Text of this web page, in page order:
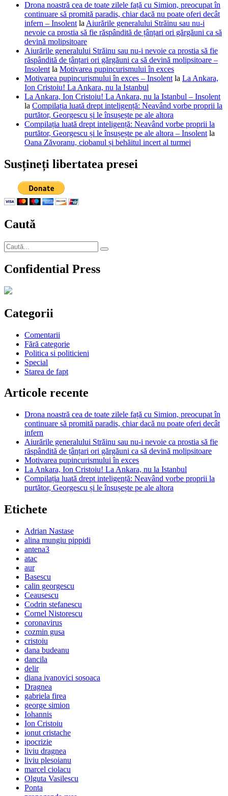
Drona noastră cea de toate zilele față cu Simion, preocupat în
continuare să promită paradis, chiar dacă nu poate oferi decât
infern – Insolent la Aiurările generalului Străinu sau nu-i
nevoie ca prostia să fie răspândită de țânțari ori gărgăuni ca să
devină molipsitoare
Aiurările generalului Străinu sau nu-i nevoie ca prostia să fie
răspândită de țânțari ori gărgăuni ca să devină molipsitoare –
Insolent la Motivarea pupincurismului în exces
Motivarea pupincurismului în exces – Insolent la La Ankara,
Ion Cristoiu! La Ankara, nu la Istanbul
La Ankara, Ion Cristoiu! La Ankara, nu la Istanbul – Insolent
la Compilația luată drept inteligență: Neavând vorbe proprii la
purtător, Georgescu și le însușește pe ale altora
Compilația luată drept inteligență: Neavând vorbe proprii la
purtător, Georgescu și le însușește pe ale altora – Insolent la
Oana Zăvoranu, ciobanul și behăitul incert al turmei
Susțineți libertatea presei
Caută
Caută
după:
Căutare
Confidential Press
Categorii
Comentarii
Fără categorie
Politica si politicieni
Special
Starea de fapt
Articole recente
Drona noastră cea de toate zilele față cu Simion, preocupat în
continuare să promită paradis, chiar dacă nu poate oferi decât
infern
Aiurările generalului Străinu sau nu-i nevoie ca prostia să fie
răspândită de țânțari ori gărgăuni ca să devină molipsitoare
Motivarea pupincurismului în exces
La Ankara, Ion Cristoiu! La Ankara, nu la Istanbul
Compilația luată drept inteligență: Neavând vorbe proprii la
purtător, Georgescu și le însușește pe ale altora
Etichete
Adrian Nastase
alina mungiu pippidi
antena3
atac
aur
Basescu
calin georgescu
Ceausescu
Codrin stefanescu
Cornel Nistorescu
coronavirus
cozmin gusa
cristoiu
dana budeanu
dancila
delir
diana ivanovici sosoaca
Dragnea
gabriela firea
george simion
Iohannis
Ion Cristoiu
ionut cristache
ipocrizie
liviu dragnea
liviu plesoianu
marcel ciolacu
Olguta Vasilescu
Ponta